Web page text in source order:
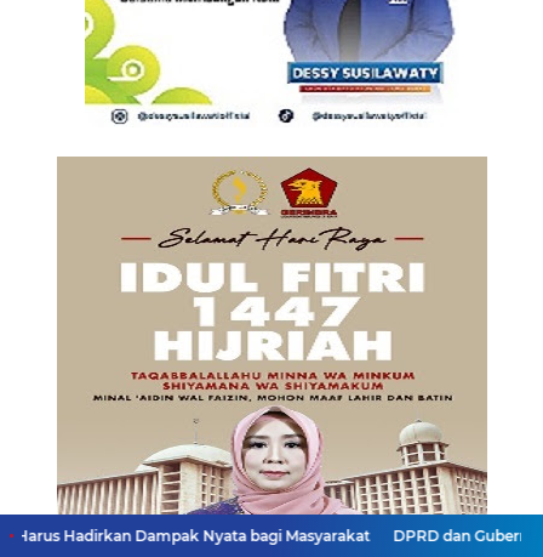
Dampak Nyata bagi Masyarakat DPRD dan Gubernur Jawa Barat